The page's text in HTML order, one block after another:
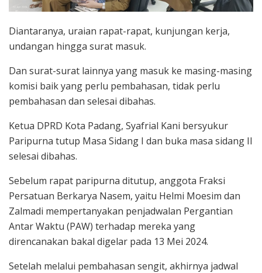
Diantaranya, uraian rapat-rapat, kunjungan kerja,
undangan hingga surat masuk.
Dan surat-surat lainnya yang masuk ke masing-masing
komisi baik yang perlu pembahasan, tidak perlu
pembahasan dan selesai dibahas.
Ketua DPRD Kota Padang, Syafrial Kani bersyukur
Paripurna tutup Masa Sidang I dan buka masa sidang II
selesai dibahas.
Sebelum rapat paripurna ditutup, anggota Fraksi
Persatuan Berkarya Nasem, yaitu Helmi Moesim dan
Zalmadi mempertanyakan penjadwalan Pergantian
Antar Waktu (PAW) terhadap mereka yang
direncanakan bakal digelar pada 13 Mei 2024.
Setelah melalui pembahasan sengit, akhirnya jadwal